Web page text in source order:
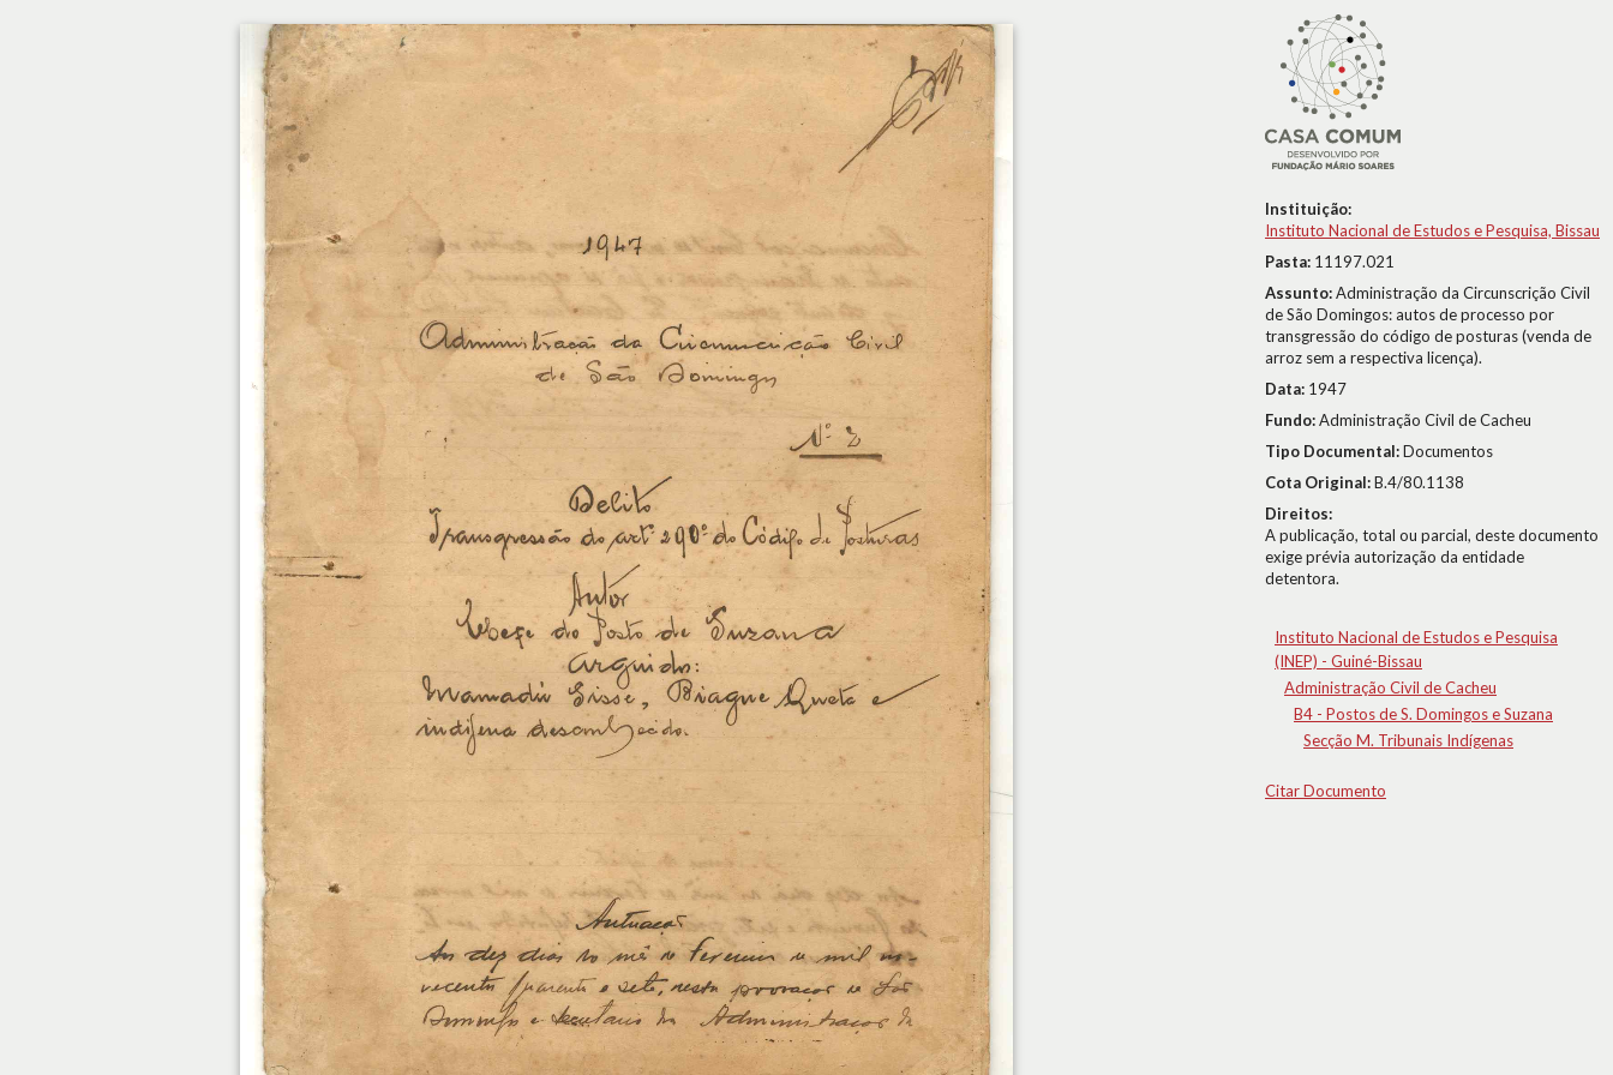
Instituição:
Instituto Nacional de Estudos e Pesquisa, Bissau
Pasta: 11197.021
Assunto:Administração da Circunscrição Civil
de São Domingos: autos de processo por
transgressão do código de posturas (venda de
arroz sem a respectiva licença).
Data: 1947
Fundo:Administração Civil de Cacheu
Tipo Documental:Documentos
Cota Original:B.4/80.1138
Direitos:
A publicação, total ou parcial, deste documento
exige prévia autorização da entidade
detentora.
Instituto Nacional de Estudos e Pesquisa
(INEP) - Guiné-Bissau
Administração Civil de Cacheu
B4 - Postos de S. Domingos e Suzana
Secção M. Tribunais Indígenas
Citar Documento